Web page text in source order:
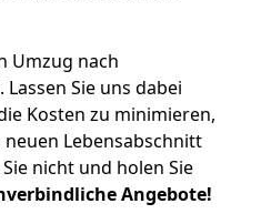
Umzug nach
Sie uns dabei
Kosten zu minimieren,
Lebensabschnitt
nicht und holen Sie
Angebote!